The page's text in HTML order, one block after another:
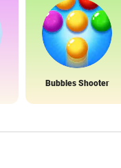
Bubbles Shooter